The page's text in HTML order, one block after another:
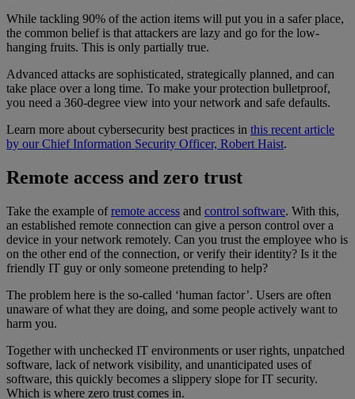
While tackling 90% of the action items will put you in a safer place,
the common belief is that attackers are lazy and go for the low-
hanging fruits. This is only partially true.
Advanced attacks are sophisticated, strategically planned, and can
take place over a long time. To make your protection bulletproof,
you need a 360-degree view into your network and safe defaults.
Learn more about cybersecurity best practices in this recent article
by our Chief Information Security Officer, Robert Haist.
Remote access and zero trust
Take the example ofremote access and control software. With this,
an established remote connection can give a person control over a
device in your network remotely. Can you trust the employee who is
on the other end of the connection, or verify their identity? Is it the
friendly IT guy or only someone pretending to help?
The problem here is the so-called ‘human factor’. Users are often
unaware of what they are doing, and some people actively want to
harm you.
Together with unchecked IT environments or user rights, unpatched
software, lack of network visibility, and unanticipated uses of
software, this quickly becomes a slippery slope for IT security.
Which is where zero trust comes in.